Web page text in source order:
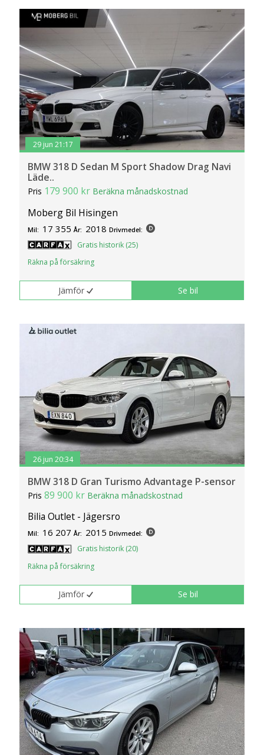
29 jun 21:17
BMW 318 D Sedan M Sport Shadow Drag Navi
Läde..
Pris 179 900 kr Beräkna månadskostnad
Moberg Bil Hisingen
Mil: 17 355 År: 2018 Drivmedel:
Gratis historik (25)
Räkna på försäkring
Jämför Se bil
26 jun 20:34
BMW 318 D Gran Turismo Advantage P-sensor
Pris89 900 kr Beräkna månadskostnad
Bilia Outlet - Jägersro
Mil: 16 207 År: 2015 Drivmedel:
Gratis historik (20)
Räkna på försäkring
Jämför Se bil